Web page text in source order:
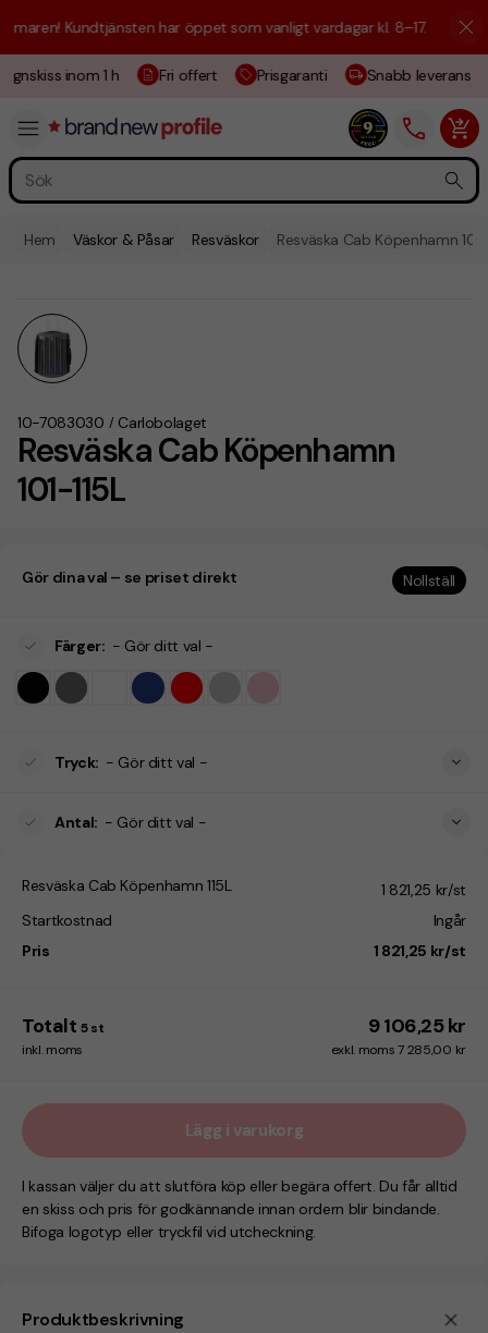
Kundtjänsten har öppet som vanligt vardagar kl. 8–17. ☀️ Vi är
inom 1 h Fri offert Prisgaranti Snabb leverans
Hem Väskor & Påsar Resväskor Resväska Cab Köpenhamn 101-
Resväska Cab Köpenhamn
101-115L
10-7083030 / Carlobolaget
Produktbeskrivning
Gör dina val – se priset direkt Nollställ
Färger: - Gör ditt val -
Tryck: - Gör ditt val -
Antal: - Gör ditt val -
Resväska Cab Köpenhamn 115L
1 821,25 kr/st
Startkostnad
Ingår
Pris
1 821,25 kr/st
Totalt 5 st 9 106,25 kr
inkl. moms exkl. moms 7 285,00 kr
Lägg i varukorg
I kassan väljer du att slutföra köp eller begära offert. Du får alltid
en skiss och pris för godkännande innan ordern blir bindande.
Bifoga logotyp eller tryckfil vid utcheckning.